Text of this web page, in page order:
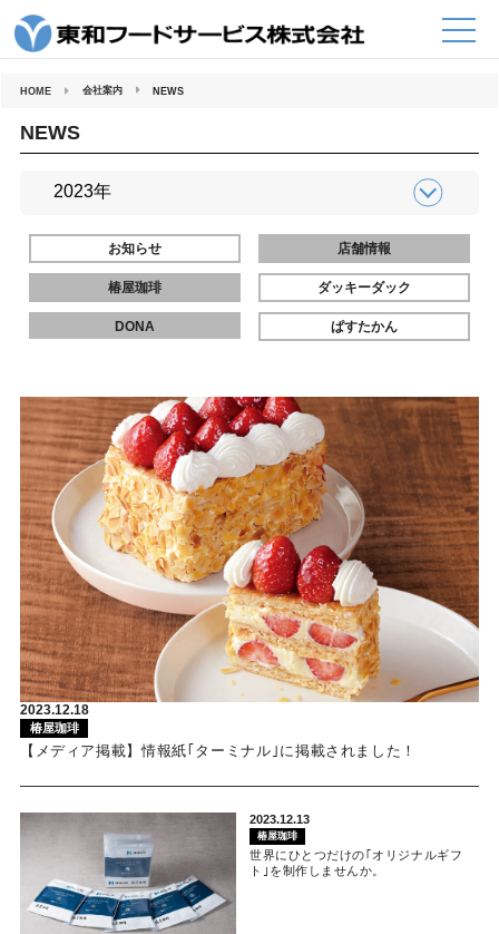
HOME 会社案内 NEWS
NEWS
お知らせ 店舗情報
椿屋珈琲 ダッキーダック
DONA ぱすたかん
2023.12.18
椿屋珈琲
【メディア掲載】情報紙｢ターミナル｣に掲載されました！
2023.12.13
椿屋珈琲
世界にひとつだけの｢オリジナルギフ
ト｣を制作しませんか。